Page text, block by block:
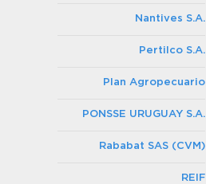
Nantives S.A.
Pertilco S.A.
Plan Agropecuario
PONSSE URUGUAY S.A.
Rababat SAS (CVM)
REIF